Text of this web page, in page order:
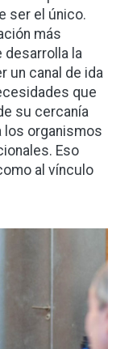
ser el único.
más
desarrolla la
un canal de ida
que
su cercanía
los organismos
Eso
al vínculo